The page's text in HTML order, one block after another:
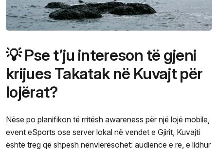
💡 Pse t’ju intereson të gjeni
krijues Takatak në Kuvajt për
lojërat?
Nëse po planifikon të rritësh awareness për një lojë mobile,
event eSports ose server lokal në vendet e Gjirit, Kuvajti
është treg që shpesh nënvlerësohet: audience e re, e lidhur